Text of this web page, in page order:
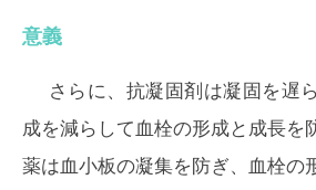
意義
さらに、抗凝固剤は凝固を遅
成を減らして血栓の形成と成長を
薬は血小板の凝集を防ぎ、血栓の